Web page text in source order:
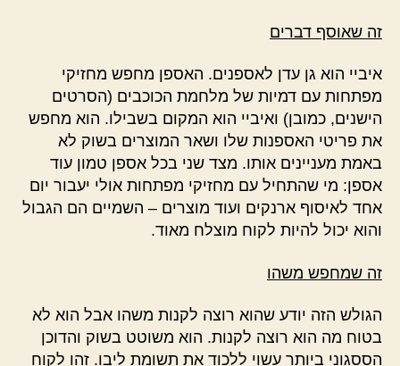
זה שאוסף דברים
איביי הוא גן עדן לאספנים. האספן מחפש מחזיקי
מפתחות עם דמיות של מלחמת הכוכבים (הסרטים
הישנים, כמובן) ואיביי הוא המקום בשבילו. הוא מחפש
את פריטי האספנות שלו ושאר המוצרים בשוק לא
באמת מעניינים אותו. מצד שני בכל אספן טמון עוד
אספן: מי שהתחיל עם מחזיקי מפתחות אולי יעבור יום
אחד לאיסוף ארנקים ועוד מוצרים – השמיים הם הגבול
והוא יכול להיות לקוח מוצלח מאוד.
זה שמחפש משהו
הגולש הזה יודע שהוא רוצה לקנות משהו אבל הוא לא
בטוח מה הוא רוצה לקנות. הוא משוטט בשוק והדוכן
הססגוני ביותר עשוי ללכוד את תשומת ליבו. זהו לקוח